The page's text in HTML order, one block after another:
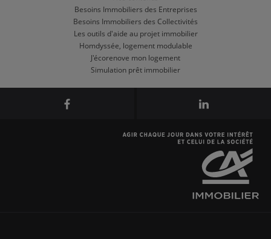
Besoins Immobiliers des Entreprises
Besoins Immobiliers des Collectivités
Les outils d'aide au projet immobilier
Homdyssée, logement modulable
J'écorenove mon logement
Simulation prêt immobilier